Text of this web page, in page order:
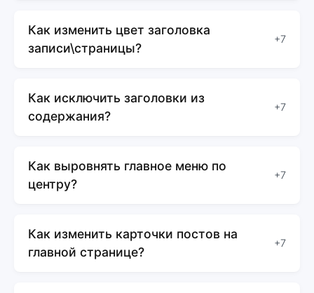
Как изменить цвет заголовка
записи\страницы?
+7
Как исключить заголовки из
содержания?
+7
Как выровнять главное меню по
центру?
+7
Как изменить карточки постов на
главной странице?
+7